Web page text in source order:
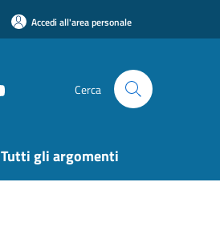
Accedi all'area personale
Cerca
Tutti gli argomenti